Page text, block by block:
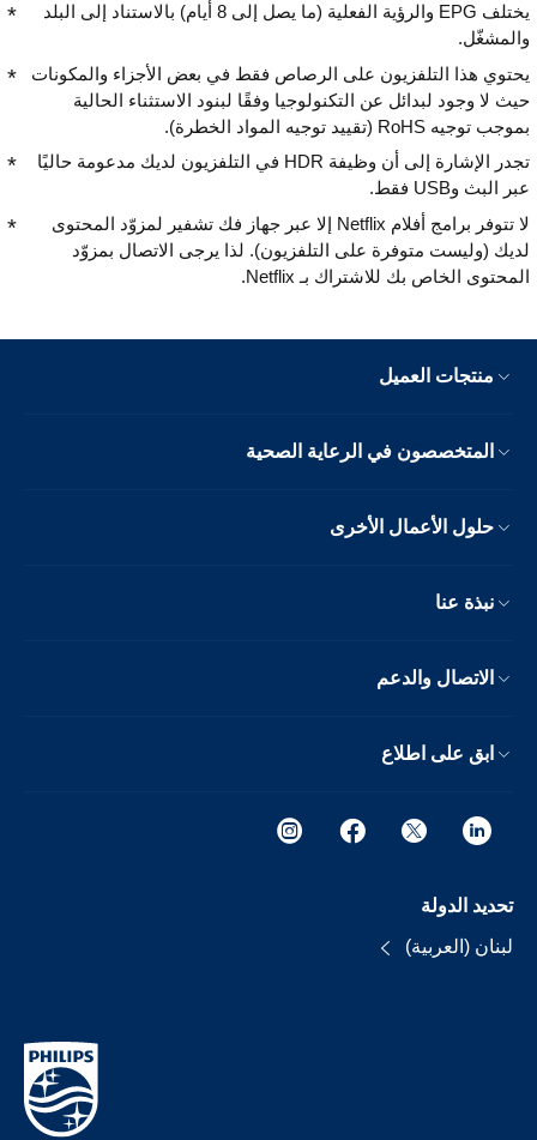
يختلف EPG والرؤية الفعلية (ما يصل إلى 8 أيام) بالاستناد إلى البلد
والمشغّل.
يحتوي هذا التلفزيون على الرصاص فقط في بعض الأجزاء والمكونات
حيث لا وجود لبدائل عن التكنولوجيا وفقًا لبنود الاستثناء الحالية
بموجب توجيه RoHS (تقييد توجيه المواد الخطرة).
تجدر الإشارة إلى أن وظيفة HDR في التلفزيون لديك مدعومة حاليًا
عبر البث وUSB فقط.
لا تتوفر برامج أفلام Netflix إلا عبر جهاز فك تشفير لمزوّد المحتوى
لديك (وليست متوفرة على التلفزيون). لذا يرجى الاتصال بمزوّد
المحتوى الخاص بك للاشتراك بـ Netflix.
منتجات العميل
المتخصصون في الرعاية الصحية
حلول الأعمال الأخرى
نبذة عنا
الاتصال والدعم
ابق على اطلاع
تحديد الدولة
لبنان (العربية)